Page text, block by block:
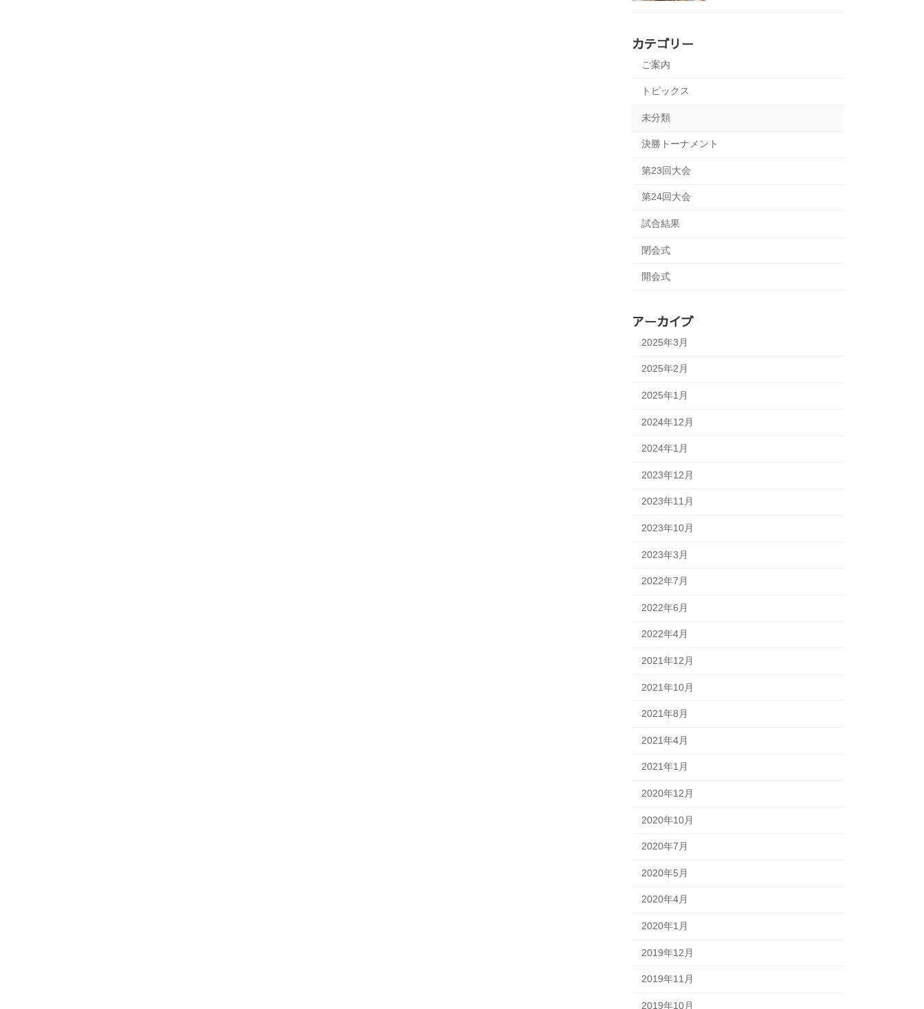
カテゴリー
ご案内
トピックス
未分類
決勝トーナメント
第23回大会
第24回大会
試合結果
閉会式
開会式
アーカイブ
2025年3月
2025年2月
2025年1月
2024年12月
2024年1月
2023年12月
2023年11月
2023年10月
2023年3月
2022年7月
2022年6月
2022年4月
2021年12月
2021年10月
2021年8月
2021年4月
2021年1月
2020年12月
2020年10月
2020年7月
2020年5月
2020年4月
2020年1月
2019年12月
2019年11月
2019年10月